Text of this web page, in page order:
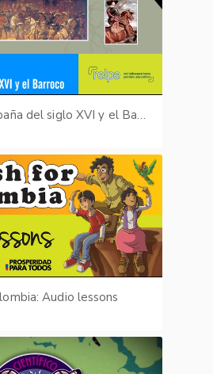
Kairos - La España del siglo XVI y el Barroco
Audio lessons